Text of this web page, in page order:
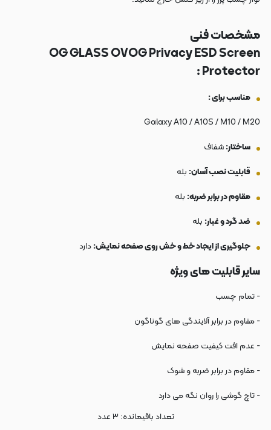
مشخصات فنی
OG GLASS OVOG Privacy ESD Screen
Protector :
مناسب برای :
Galaxy A10 / A10S / M10 / M20
ساختار:شفاف
قابلیت نصب آسان: بله
مقاوم در برابر ضربه: بله
ضد گرد و غبار: بله
جلوگیری از ایجاد خط و خش روی صفحه نمایش:دارد
سایر قابلیت های ویژه
- تمام چسب
- مقاوم در برابر آلایندگی های گوناگون
- عدم افت کیفیت صفحه نمایش
- مقاوم در برابر ضربه و شوک
- تاچ گوشی را روان نگه می دارد
تعداد باقیمانده: ۳عدد